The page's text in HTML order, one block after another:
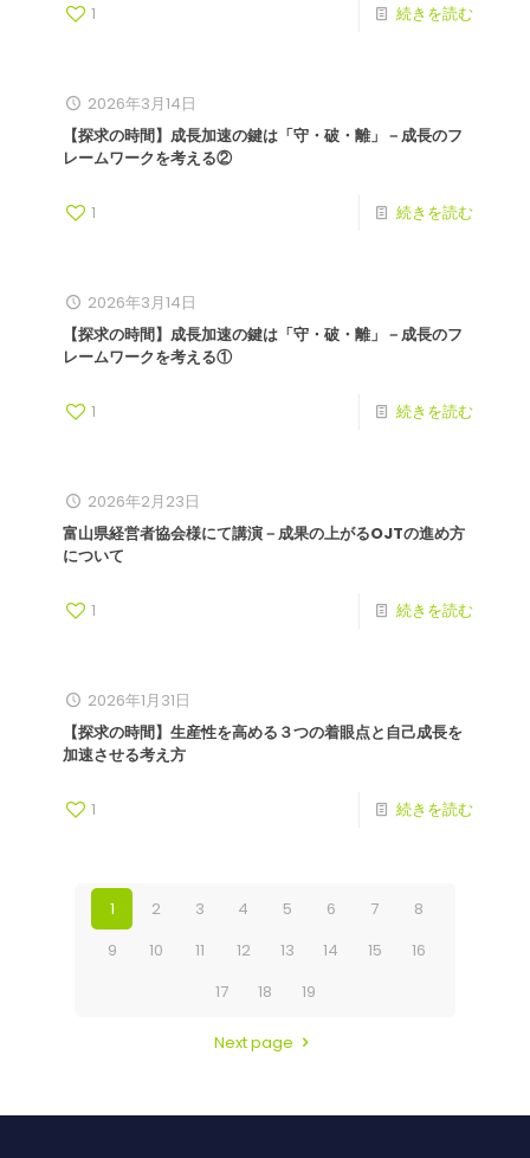
1 続きを読む
2026年3月14日
【探求の時間】成長加速の鍵は「守・破・離」－成長のフ
レームワークを考える②
1 続きを読む
2026年3月14日
【探求の時間】成長加速の鍵は「守・破・離」－成長のフ
レームワークを考える①
1 続きを読む
2026年2月23日
富山県経営者協会様にて講演－成果の上がるOJTの進め方
について
1 続きを読む
2026年1月31日
【探求の時間】生産性を高める３つの着眼点と自己成長を
加速させる考え方
1 続きを読む
1 2 3 4 5 6 7
8
9
10 11 12 13 14 15
16
17
18 19
Next page